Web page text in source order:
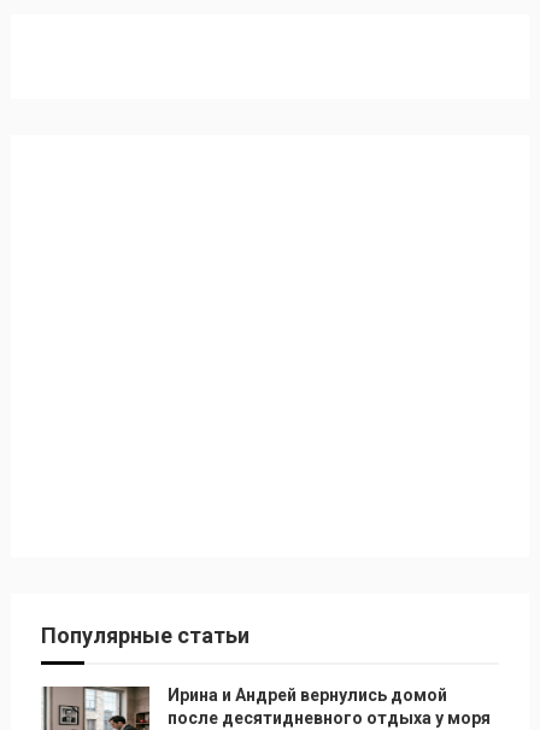
Популярные статьи
Ирина и Андрей вернулись домой
после десятидневного отдыха у моря